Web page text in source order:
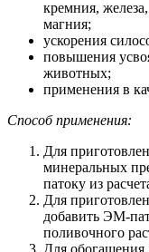
кремния,
магния;
ускорения
повышения
животных;
применения в
Способ применения:
Для
минеральных
патоку из
Для
добавить ЭМ-
поливочного
Для обогащения